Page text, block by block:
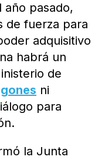
pasado,
de fuerza para
adquisitivo
habrá un
de
ni
para
la Junta